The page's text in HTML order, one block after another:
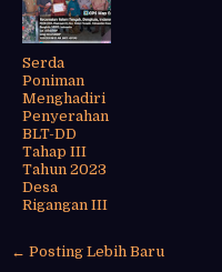
Serda
Poniman
Menghadiri
Penyerahan
BLT-DD
Tahap III
Tahun 2023
Desa
Rigangan III
← Posting Lebih Baru